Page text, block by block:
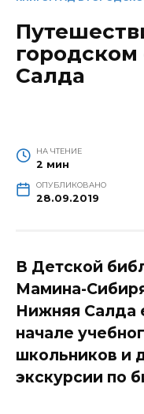
Салда
НА ЧТЕНИЕ
2 мин
ОПУБЛИКОВАНО
28.09.2019
В Детской
Мамина-
Нижняя Салда
начале
школьников и
экскурсии по